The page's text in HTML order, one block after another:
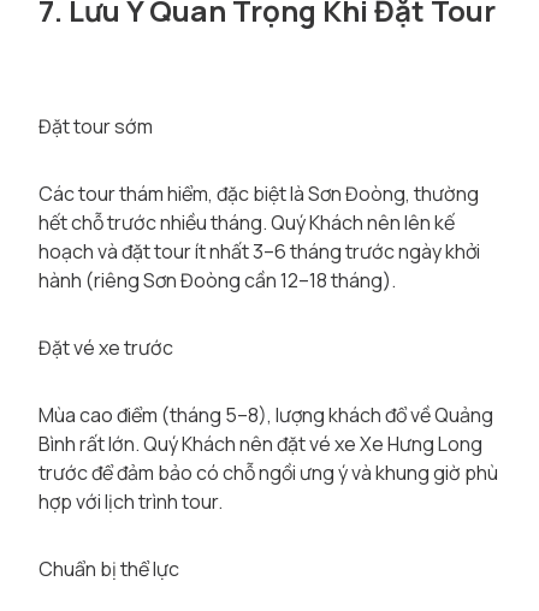
7. Lưu Ý Quan Trọng Khi Đặt Tour
Đặt tour sớm
Các tour thám hiểm, đặc biệt là Sơn Đoòng, thường
hết chỗ trước nhiều tháng. Quý Khách nên lên kế
hoạch và đặt tour ít nhất 3–6 tháng trước ngày khởi
hành (riêng Sơn Đoòng cần 12–18 tháng).
Đặt vé xe trước
Mùa cao điểm (tháng 5–8), lượng khách đổ về Quảng
Bình rất lớn. Quý Khách nên đặt vé xe Xe Hưng Long
trước để đảm bảo có chỗ ngồi ưng ý và khung giờ phù
hợp với lịch trình tour.
Chuẩn bị thể lực